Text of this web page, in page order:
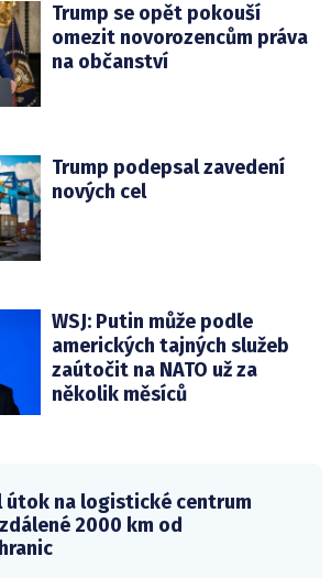
Trump se opět pokouší
omezit novorozencům práva
na občanství
Trump podepsal zavedení
nových cel
WSJ: Putin může podle
amerických tajných služeb
zaútočit na NATO už za
několik měsíců
útok na logistické centrum
2000 km od